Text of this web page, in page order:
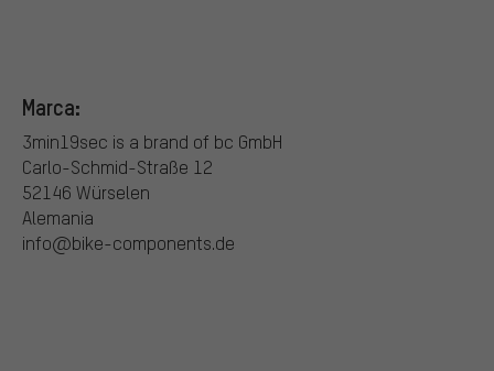
Marca:
3min19sec is a brand of bc GmbH
Carlo-Schmid-Straße 12
52146 Würselen
Alemania
info@bike-components.de